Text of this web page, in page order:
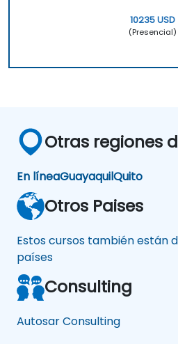
10235 USD
(Presencial)
Otras regiones
En líneaGuayaquilQuito
Otros Paises
Estos cursos también están
países
Consulting
Autosar Consulting